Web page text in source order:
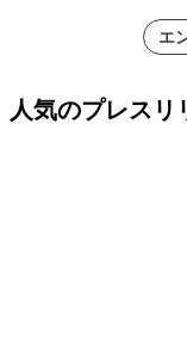
エ
人気のプレスリ